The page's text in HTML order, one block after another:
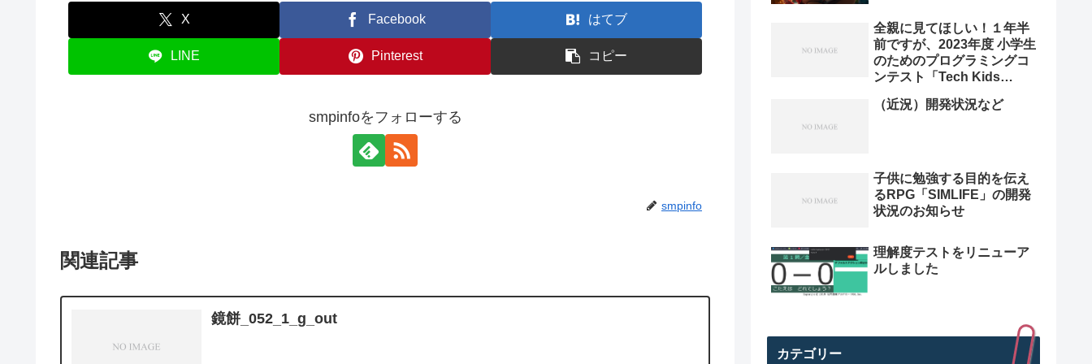
X Facebook はてブ
LINE Pinterest コピー
smpinfoをフォローする
smpinfo
関連記事
鏡餅_052_1_g_out
全親に見てほしい！１年半
前ですが、2023年度 小学生
のためのプログラミングコ
ンテスト「Tech Kids
勝プレゼン動画を紹介。プ
（近況）開発状況など
子供に勉強する目的を伝え
るRPG「SIMLIFE」の開発
状況のお知らせ
理解度テストをリニューア
ルしました
カテゴリー